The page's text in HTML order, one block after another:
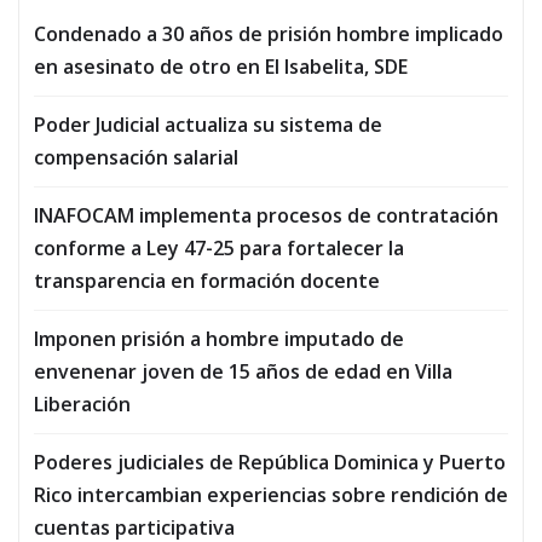
Condenado a 30 años de prisión hombre implicado
en asesinato de otro en El Isabelita, SDE
Poder Judicial actualiza su sistema de
compensación salarial
INAFOCAM implementa procesos de contratación
conforme a Ley 47-25 para fortalecer la
transparencia en formación docente
Imponen prisión a hombre imputado de
envenenar joven de 15 años de edad en Villa
Liberación
Poderes judiciales de República Dominica y Puerto
Rico intercambian experiencias sobre rendición de
cuentas participativa